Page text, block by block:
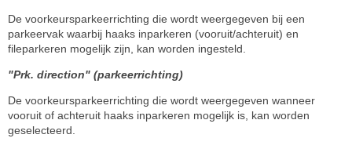
De voorkeursparkeerrichting die wordt weergegeven bij een
parkeervak waarbij haaks inparkeren (vooruit/achteruit) en
fileparkeren mogelijk zijn, kan worden ingesteld.
"Prk. direction" (parkeerrichting)
De voorkeursparkeerrichting die wordt weergegeven wanneer
vooruit of achteruit haaks inparkeren mogelijk is, kan worden
geselecteerd.